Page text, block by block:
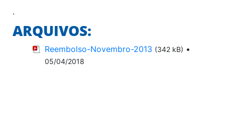
.
ARQUIVOS:
Reembolso-Novembro-2013 (342 kB) •
05/04/2018